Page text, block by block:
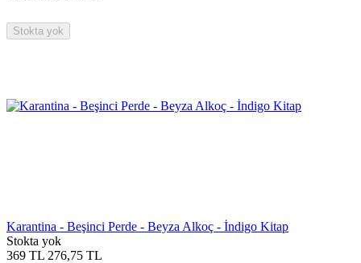
Stokta yok
Karantina - Beşinci Perde - Beyza Alkoç - İndigo Kitap
Stokta yok
369 TL 276,75 TL